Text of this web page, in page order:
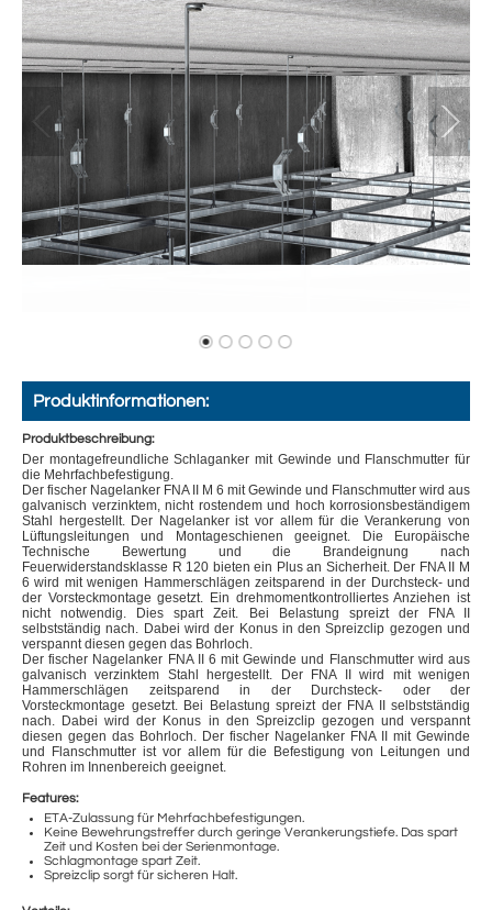
Produktinformationen:
Produktbeschreibung:
Der montagefreundliche Schlaganker mit Gewinde und Flanschmutter für
die Mehrfachbefestigung.
Der fischer Nagelanker FNA II M 6 mit Gewinde und Flanschmutter wird aus
galvanisch verzinktem, nicht rostendem und hoch korrosionsbeständigem
Stahl hergestellt. Der Nagelanker ist vor allem für die Verankerung von
Lüftungsleitungen und Montageschienen geeignet. Die Europäische
Technische Bewertung und die Brandeignung nach
Feuerwiderstandsklasse R 120 bieten ein Plus an Sicherheit. Der FNA II M
6 wird mit wenigen Hammerschlägen zeitsparend in der Durchsteck- und
der Vorsteckmontage gesetzt. Ein drehmomentkontrolliertes Anziehen ist
nicht notwendig. Dies spart Zeit. Bei Belastung spreizt der FNA II
selbstständig nach. Dabei wird der Konus in den Spreizclip gezogen und
verspannt diesen gegen das Bohrloch.
Der fischer Nagelanker FNA II 6 mit Gewinde und Flanschmutter wird aus
galvanisch verzinktem Stahl hergestellt. Der FNA II wird mit wenigen
Hammerschlägen zeitsparend in der Durchsteck- oder der
Vorsteckmontage gesetzt. Bei Belastung spreizt der FNA II selbstständig
nach. Dabei wird der Konus in den Spreizclip gezogen und verspannt
diesen gegen das Bohrloch. Der fischer Nagelanker FNA II mit Gewinde
und Flanschmutter ist vor allem für die Befestigung von Leitungen und
Rohren im Innenbereich geeignet.
Features:
ETA-Zulassung für Mehrfachbefestigungen.
Keine Bewehrungstreffer durch geringe Verankerungstiefe. Das spart
Zeit und Kosten bei der Serienmontage.
Schlagmontage spart Zeit.
Spreizclip sorgt für sicheren Halt.